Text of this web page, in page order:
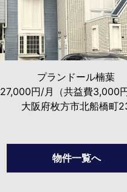
プランドール楠葉
27,000円/月（共益費3,000円
大阪府枚方市北船橋町
物件一覧へ